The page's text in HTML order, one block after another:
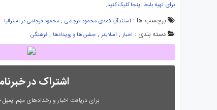
برای تهیه بلیط اینجا کلیک کنید.
برچسب ها : استندآپ کمدی محمود فرجامی , محمود فرجامی در استرالیا
دسته بندی : اخبار, اسلایدر, جشن ها و رویدادها , فرهنگی
اشتراک در
برای دریافت اخبار و رخدادهای مهم ایمیل